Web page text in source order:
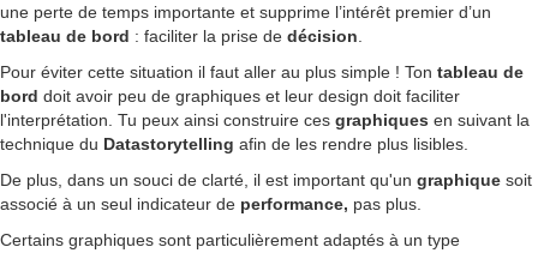
une perte de temps importante et supprime l’intérêt premier d’un
tableau de bord : faciliter la prise de décision
Pour éviter cette situation il faut aller au plus simple ! Ton tableau de
bord doit avoir peu de graphiques et leur design doit faciliter
l'interprétation. Tu peux ainsi construire ces graphiques en suivant la
technique du Datastorytelling afin de les rendre plus lisibles.
De plus, dans un souci de clarté, il est important qu'un graphique soit
associé à un seul indicateur de performance, pas plus.
Certains graphiques sont particulièrement adaptés à un type